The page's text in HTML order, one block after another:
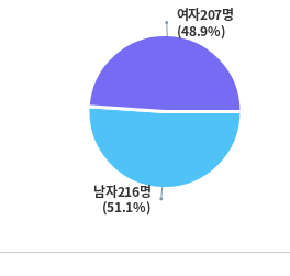
남자216명
(51.1%)
여자207명
(48.9%)